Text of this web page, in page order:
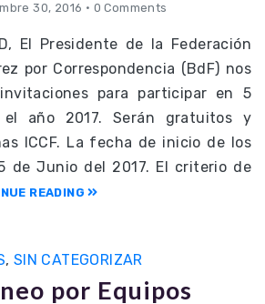
30, 2016 • 0 Comments
El Presidente de la Federación
por Correspondencia (BdF) nos
para participar en 5
año 2017. Serán gratuitos y
ICCF. La fecha de inicio de los
de Junio del 2017. El criterio de
READING
, SIN CATEGORIZAR
por Equipos